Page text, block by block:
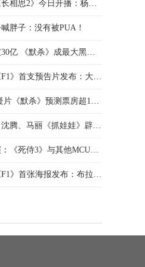
腾讯视频独播！《长相思2》今日开播：杨紫原班人马回归！
胖子：没有被PUA！
2024暑期档票房破30亿 《默杀》成最大黑马：连续2天破亿！
苹果打造！电影《F1》首支预告片发布：大量真实赛场实拍！
尺度惊人 惊悚悬疑片《默杀》预测票房超15亿！
西虹市宇宙归来！沈腾、马丽《抓娃娃》辟谣撤档：7月13日点映！
漫威救世主！导演：《死侍3》与其他MCU电影不一样！
苹果打造！电影《F1》首张海报发布：布拉德·皮特主演、汉密尔顿出演！